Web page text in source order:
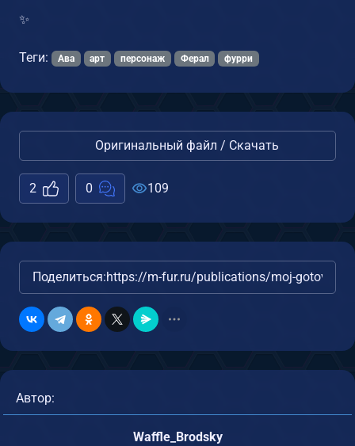
✨
Теги: Ава арт персонаж Ферал фурри
Оригинальный файл / Скачать
2 0 109
Поделиться:https://m-fur.ru/publications/moj-gotovyj-
Автор:
Waffle_Brodsky